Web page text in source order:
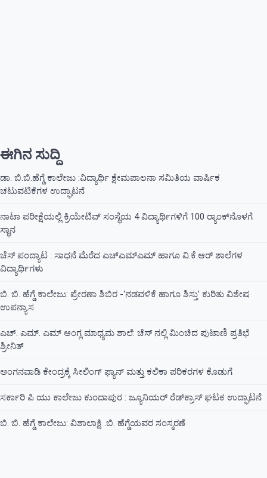
ಈಗಿನ ಸುದ್ದಿ
ಡಾ. ಬಿ.ಬಿ.ಹೆಗ್ಡೆ ಕಾಲೇಜು :ವಿದ್ಯಾರ್ಥಿ ಕ್ಷೇಮಪಾಲನಾ ಸಮಿತಿಯ ವಾರ್ಷಿಕ
ಚಟುವಟಿಕೆಗಳ ಉದ್ಘಾಟನೆ
ನಾಟಾ ಪರೀಕ್ಷೆಯಲ್ಲಿ ಕ್ರಿಯೇಟಿವ್ ಸಂಸ್ಥೆಯ 4 ವಿದ್ಯಾರ್ಥಿಗಳಿಗೆ 100 ರ‍್ಯಾಂಕ್‌ನೊಳಗೆ
ಸ್ಥಾನ
ಚೆಸ್ ಪಂದ್ಯಾಟ : ಸಾಧನೆ ಮೆರೆದ ಎಚ್ಎಮ್ಎಮ್ ಹಾಗೂ ವಿ.ಕೆ.ಆರ್ ಶಾಲೆಗಳ
ವಿದ್ಯಾರ್ಥಿಗಳು
ಬಿ. ಬಿ. ಹೆಗ್ಡೆ ಕಾಲೇಜು: ಪ್ರೇರಣಾ ಶಿಬಿರ -‘ನಡವಳಿಕೆ ಹಾಗೂ ಶಿಸ್ತು’ ಕುರಿತು ವಿಶೇಷ
ಉಪನ್ಯಾಸ
ಎಚ್. ಎಮ್. ಎಮ್ ಆಂಗ್ಲ ಮಾಧ್ಯಮ ಶಾಲೆ: ಚೆಸ್ ನಲ್ಲಿ ಮಿಂಚಿದ ಪುಟಾಣಿ ಪ್ರತಿಭೆ
ಶ್ರೀನಿತ್
ಅಂಗನವಾಡಿ ಕೇಂದ್ರಕ್ಕೆ ಸೀಲಿಂಗ್ ಫ್ಯಾನ್ ಮತ್ತು ಕಲಿಕಾ ಪರಿಕರಗಳ ಕೊಡುಗೆ
ಸರ್ಕಾರಿ ಪಿ ಯು ಕಾಲೇಜು ಕುಂದಾಪುರ : ಜ್ಯೂನಿಯರ್‌ ರೆಡ್‌ಕ್ರಾಸ್‌ ಘಟಕ ಉದ್ಘಾಟನೆ
ಬಿ. ಬಿ. ಹೆಗ್ಡೆ ಕಾಲೇಜು: ವಿಶಾಲಾಕ್ಷಿ .ಬಿ. ಹೆಗ್ಡೆಯವರ ಸಂಸ್ಮರಣೆ